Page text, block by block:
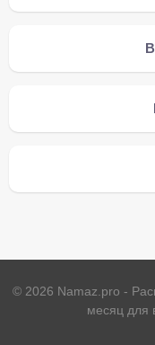
© 2026 Namaz.pro -
месяц для